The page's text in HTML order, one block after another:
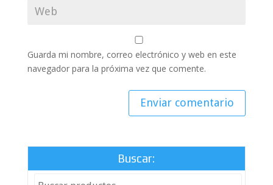
Guarda mi nombre, correo electrónico y web en este
navegador para la próxima vez que comente.
Buscar: